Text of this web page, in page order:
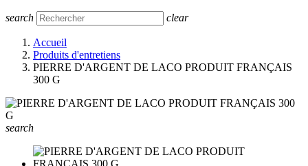
search clear
Accueil
Produits d'entretiens
PIERRE D'ARGENT DE LACO PRODUIT FRANÇAIS
300 G
search